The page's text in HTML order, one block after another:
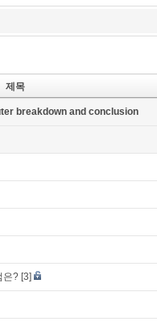
제목
breakdown and conclusion
은? [3]